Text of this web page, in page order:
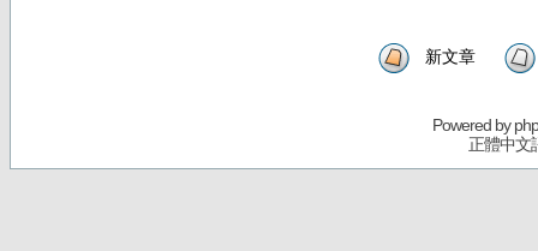
新文章
Powered by
正體中文